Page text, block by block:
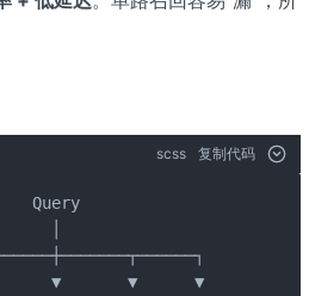
scss 复制代码
Query
▼       ▼      ▼